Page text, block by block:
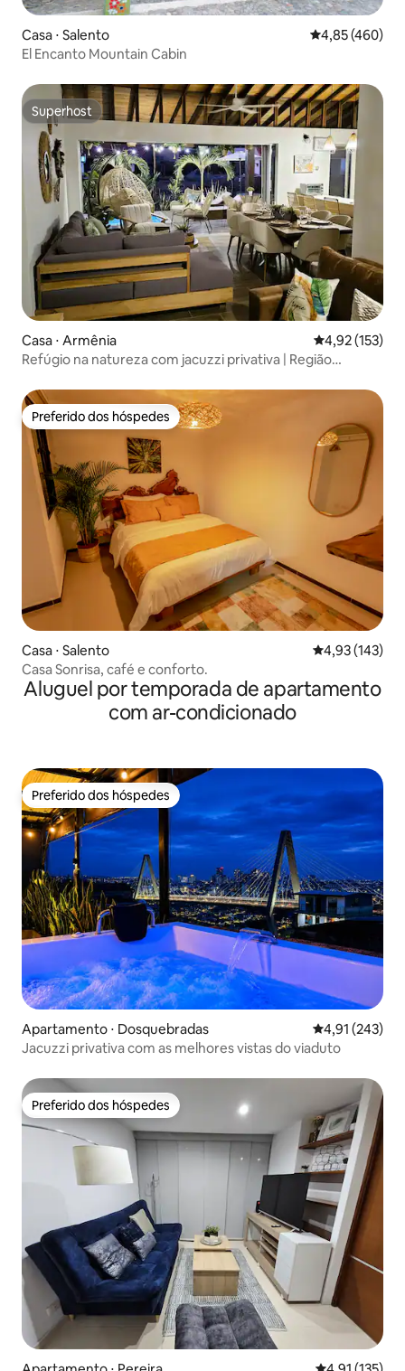
Casa ⋅ Salento 4,85 de uma
4,85 (460)
El Encanto Mountain Cabin
Superhost
Superhost
Casa ⋅ Armênia 4,92 de uma
4,92 (153)
Refúgio na natureza com jacuzzi privativa | Região
Preferido dos hóspedes
Preferido dos hóspedes
Casa ⋅ Salento 4,93 de uma
4,93 (143)
Casa Sonrisa, café e conforto.
Aluguel por temporada de apartamento
com ar-condicionado
Preferido dos hóspedes
Preferido dos hóspedes
Apartamento ⋅ Dosquebradas 4,91 de uma
4,91 (243)
Jacuzzi privativa com as melhores vistas do viaduto
Preferido dos hóspedes
Preferido dos hóspedes